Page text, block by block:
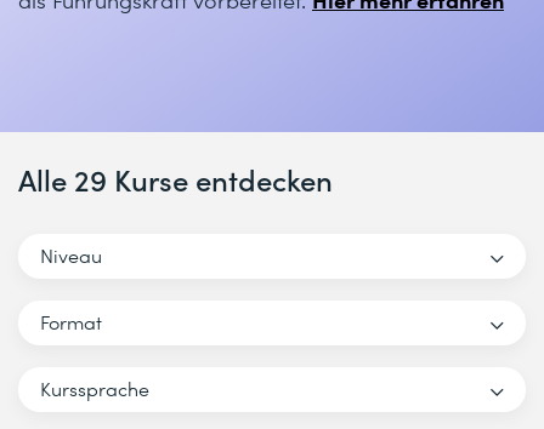
Alle 29 Kurse entdecken
Niveau
Format
Kurssprache